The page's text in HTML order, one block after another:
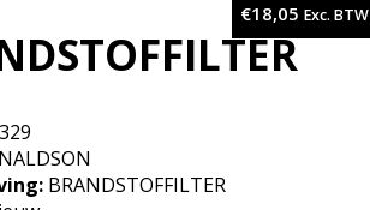
€18,05 Exc. BTW
BRANDSTOFFILTER